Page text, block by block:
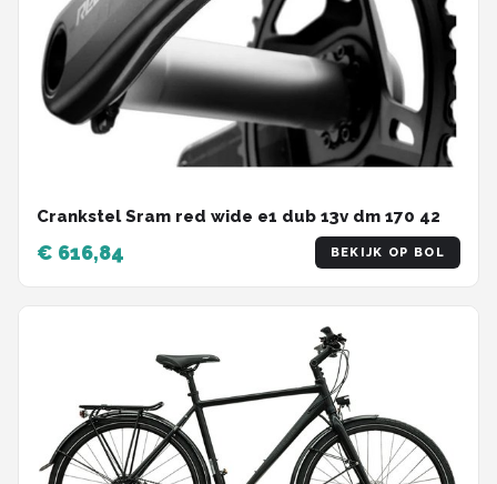
Crankstel Sram red wide e1 dub 13v dm 170 42
€ 616,84 BEKIJK OP BOL